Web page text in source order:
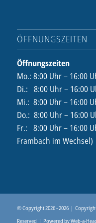
ÖFFNUNGSZEITEN
Öffnungszeiten
Mo.: 8:00 Uhr – 16:00
Di.: 8:00 Uhr – 16:00
Mi.: 8:00 Uhr – 16:00
Do.: 8:00 Uhr – 16:00
Fr.: 8:00 Uhr – 16:00
Frambach im Wechsel)
© Copyright 2026 -2026 |
Reserved | Powered byWeb-a-